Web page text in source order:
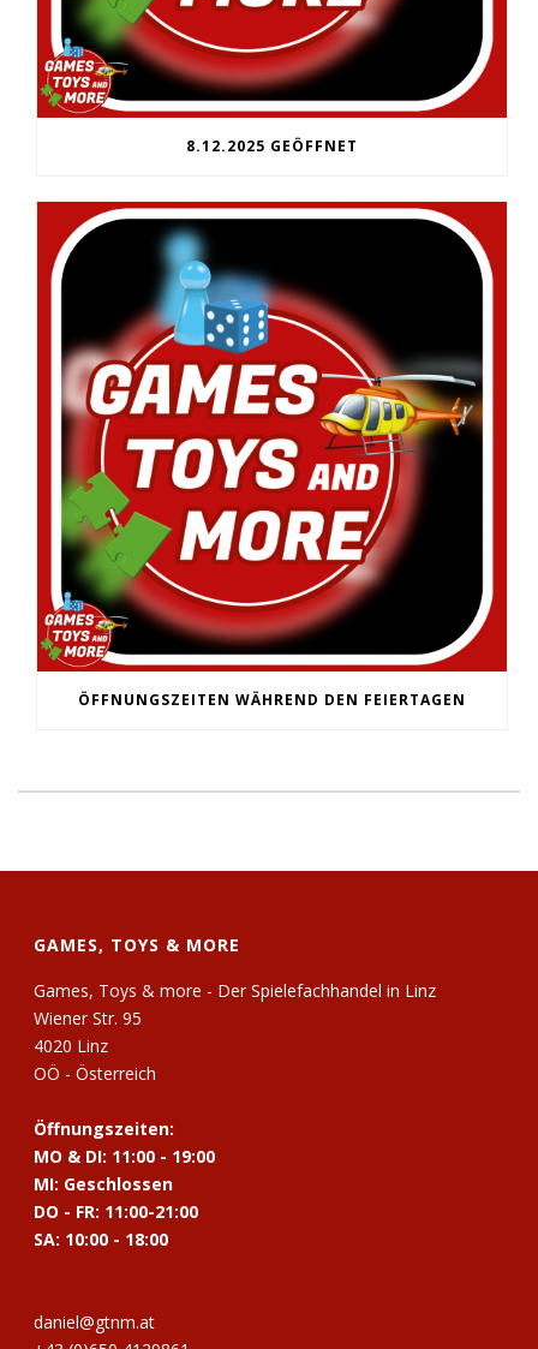
8.12.2025 GEÖFFNET
ÖFFNUNGSZEITEN WÄHREND DEN FEIERTAGEN
GAMES, TOYS & MORE
Games, Toys & more - Der Spielefachhandel in Linz
Wiener Str. 95
4020 Linz
OÖ - Österreich
Öffnungszeiten:
MO & DI: 11:00 - 19:00
MI: Geschlossen
DO - FR: 11:00-21:00
SA: 10:00 - 18:00
daniel@gtnm.at